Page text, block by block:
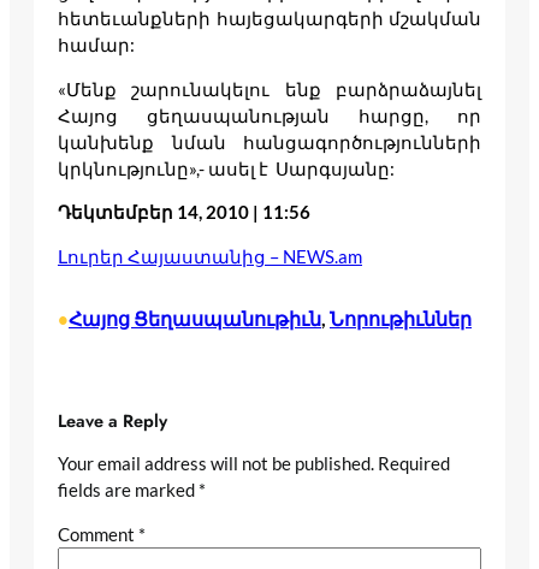
հետեւանքների հայեցակարգերի մշակման
համար:
«Մենք շարունակելու ենք բարձրաձայնել
Հայոց ցեղասպանության հարցը, որ
կանխենք նման հանցագործությունների
կրկնությունը»,- ասել է Սարգսյանը:
Դեկտեմբեր 14, 2010 | 11:56
Լուրեր Հայաստանից – NEWS.am
•Հայոց Ցեղասպանութիւն, Նորութիւններ
Leave a Reply
Your email address will not be published. Required
fields are marked *
Comment *